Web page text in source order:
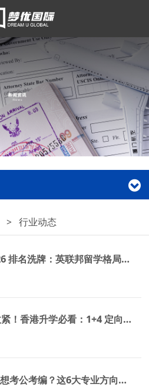
> 行业动态
QS2026 排名洗牌：英联邦留学格局大重构，2026fall 申请策略该如何调整？
DES 收紧！香港升学必看：1+4 定向班是解困关键
留学生想考公考编？这6大专业方向最吃香，别选错了！